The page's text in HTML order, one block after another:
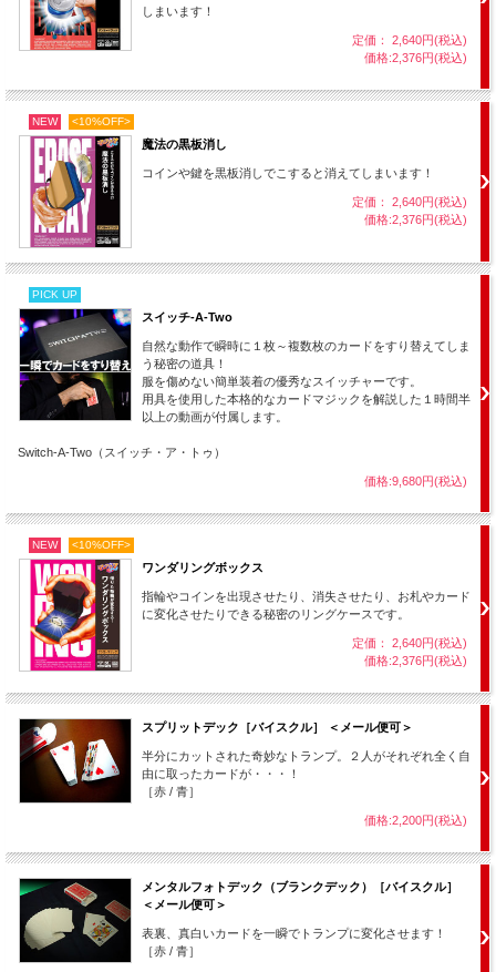
目の前で瞬間変化するビジュアルなマジックをお楽しみください。
※この商品は傑作用具【フリックワレット】のテンヨー製タイプで
す。）
しまいます！
定価： 2,640円(税込)
価格:2,376円(税込)
NEW <10%OFF>
魔法の黒板消し
コインや鍵を黒板消しでこすると消えてしまいます！
定価： 2,640円(税込)
価格:2,376円(税込)
PICK UP
スイッチ-A-Two
自然な動作で瞬時に１枚～複数枚のカードをすり替えてしま
う秘密の道具！
服を傷めない簡単装着の優秀なスイッチャーです。
用具を使用した本格的なカードマジックを解説した１時間半
以上の動画が付属します。
Switch-A-Two（スイッチ・ア・トゥ）
価格:9,680円(税込)
NEW <10%OFF>
ワンダリングボックス
指輪やコインを出現させたり、消失させたり、お札やカード
に変化させたりできる秘密のリングケースです。
定価： 2,640円(税込)
価格:2,376円(税込)
スプリットデック［バイスクル］ ＜メール便可＞
半分にカットされた奇妙なトランプ。２人がそれぞれ全く自
由に取ったカードが・・・！
［赤 / 青］
価格:2,200円(税込)
メンタルフォトデック（ブランクデック）［バイスクル］
＜メール便可＞
表裏、真白いカードを一瞬でトランプに変化させます！
［赤 / 青］